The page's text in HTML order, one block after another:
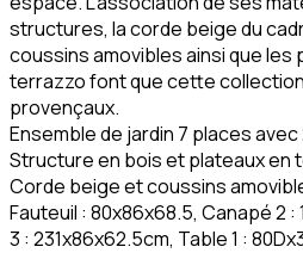
structures, la corde beige du
coussins amovibles ainsi que les
terrazzo font que cette
provençaux.
Ensemble de jardin 7 places
Structure en bois et plateaux en
Corde beige et coussins
Fauteuil : 80x86x68.5, Canapé 2
3 : 231x86x62.5cm, Table 1 :